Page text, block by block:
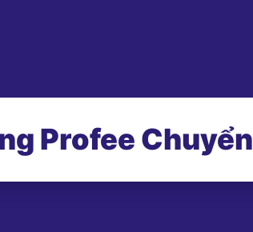
Profee Chuyển